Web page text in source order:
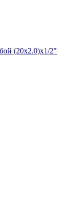
(20х2.0)х1/2"